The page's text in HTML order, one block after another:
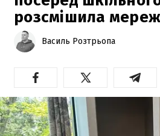
розсмішила
Василь Розтрьопа